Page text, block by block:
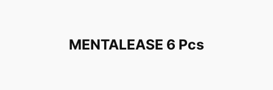
MENTALEASE 6 Pcs